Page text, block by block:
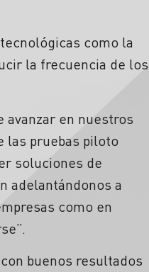
como la
la frecuencia de los
avanzar en nuestros
las pruebas piloto
soluciones de
adelantándonos a
como en
buenos resultados